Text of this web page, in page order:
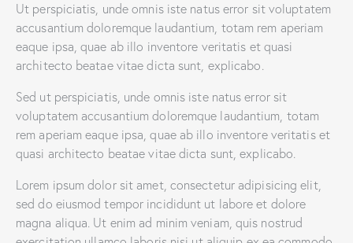
Ut perspiciatis, unde omnis iste natus error sit voluptatem
accusantium doloremque laudantium, totam rem aperiam
eaque ipsa, quae ab illo inventore veritatis et quasi
architecto beatae vitae dicta sunt, explicabo.
Sed ut perspiciatis, unde omnis iste natus error sit
voluptatem accusantium doloremque laudantium, totam
rem aperiam eaque ipsa, quae ab illo inventore veritatis et
quasi architecto beatae vitae dicta sunt, explicabo.
Lorem ipsum dolor sit amet, consectetur adipisicing elit,
sed do eiusmod tempor incididunt ut labore et dolore
magna aliqua. Ut enim ad minim veniam, quis nostrud